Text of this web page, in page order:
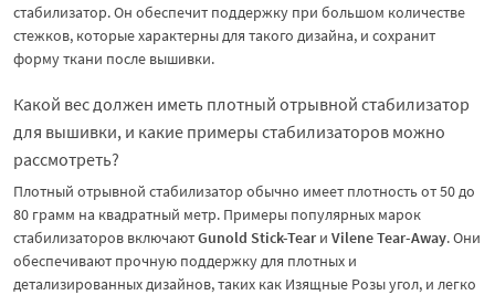
стабилизатор. Он обеспечит поддержку при большом количестве
стежков, которые характерны для такого дизайна, и сохранит
форму ткани после вышивки.
Какой вес должен иметь плотный отрывной стабилизатор
для вышивки, и какие примеры стабилизаторов можно
рассмотреть?
Плотный отрывной стабилизатор обычно имеет плотность от 50 до
80 грамм на квадратный метр. Примеры популярных марок
стабилизаторов включаютGunold Stick-Tear и Vilene Tear-Away. Они
обеспечивают прочную поддержку для плотных и
детализированных дизайнов, таких как Изящные Розы угол, и легко